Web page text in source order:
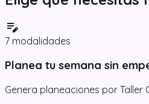
edit_note
7 modalidades
Planea tu semana sin
Genera planeaciones por Taller